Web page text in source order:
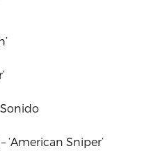
‘American Sniper’